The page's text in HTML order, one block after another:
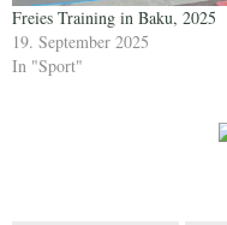
Freies Training in Baku, 2025
19. September 2025
In "Sport"